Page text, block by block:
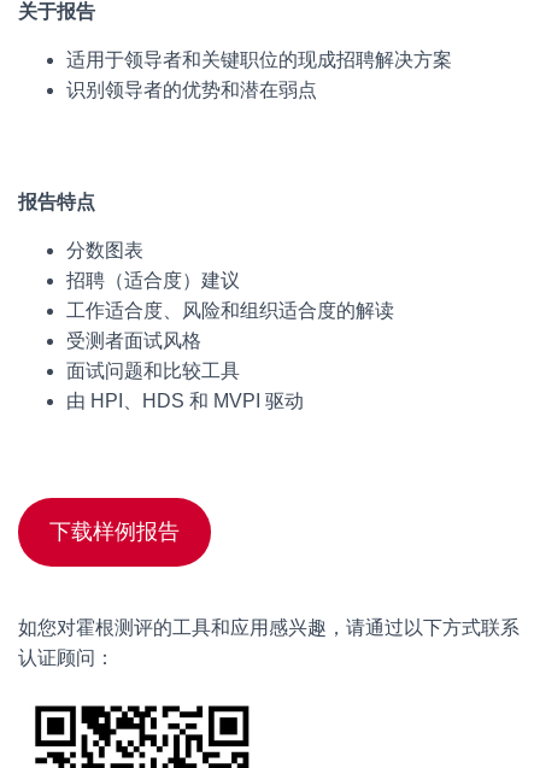
关于报告
适用于领导者和关键职位的现成招聘解决方案
识别领导者的优势和潜在弱点
报告特点
分数图表
招聘（适合度）建议
工作适合度、风险和组织适合度的解读
受测者面试风格
面试问题和比较工具
由 HPI、HDS 和 MVPI 驱动
下载样例报告
如您对霍根测评的工具和应用感兴趣，请通过以下方式联系
认证顾问：